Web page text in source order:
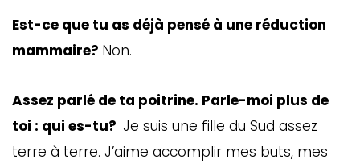
Est-ce que tu as déjà pensé à une réduction
mammaire? Non.
Assez parlé de ta poitrine. Parle-moi plus de
toi : qui es-tu? Je suis une fille du Sud assez
terre à terre. J’aime accomplir mes buts, mes